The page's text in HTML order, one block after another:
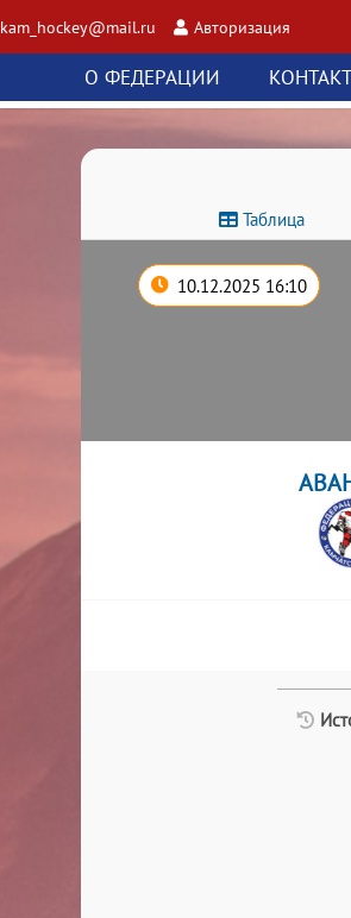
kam_hockey@mail.ru Авторизация
О ФЕДЕРАЦИИ
Таблица
10.12.2025 16:10